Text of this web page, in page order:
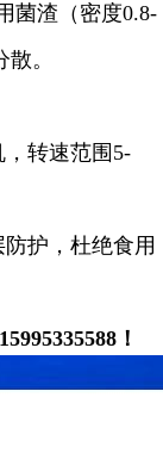
菌渣（密度0.8-
。
转速范围5-
护，杜绝食用
！